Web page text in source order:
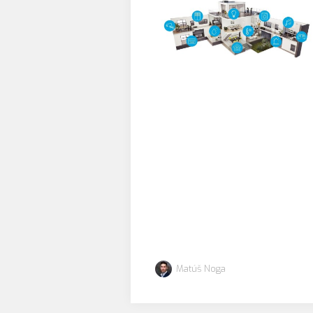
Matúš Noga